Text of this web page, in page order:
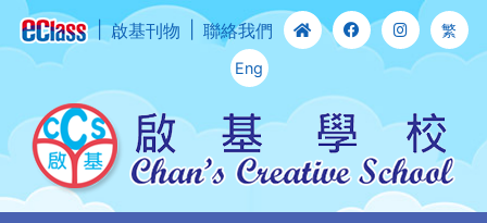
啟基刊物 聯絡我們 繁
Eng